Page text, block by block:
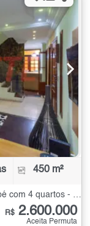
450 m²
R$ 2.600.000
Aceita Permuta